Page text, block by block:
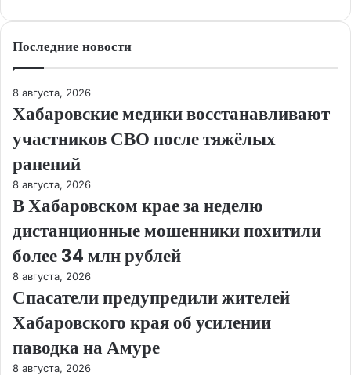
Последние новости
8 августа, 2026
Хабаровские медики восстанавливают
участников СВО после тяжёлых
ранений
8 августа, 2026
В Хабаровском крае за неделю
дистанционные мошенники похитили
более 34 млн рублей
8 августа, 2026
Спасатели предупредили жителей
Хабаровского края об усилении
паводка на Амуре
8 августа, 2026